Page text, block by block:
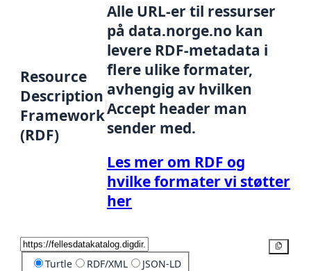
Resource
Description
Framework
(RDF)
Alle URL-er til ressurser
på data.norge.no kan
levere RDF-metadata i
flere ulike formater,
avhengig av hvilken
Accept header man
sender med.
Les mer om RDF og
hvilke formater vi støtter
her
Turtle RDF/XML JSON-LD